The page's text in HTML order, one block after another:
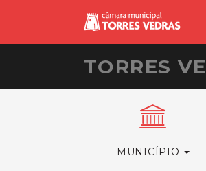
TORRES
MUNICÍPIO